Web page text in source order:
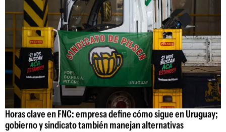
Horas clave en FNC: empresa define cómo sigue en Uruguay;
gobierno y sindicato también manejan alternativas